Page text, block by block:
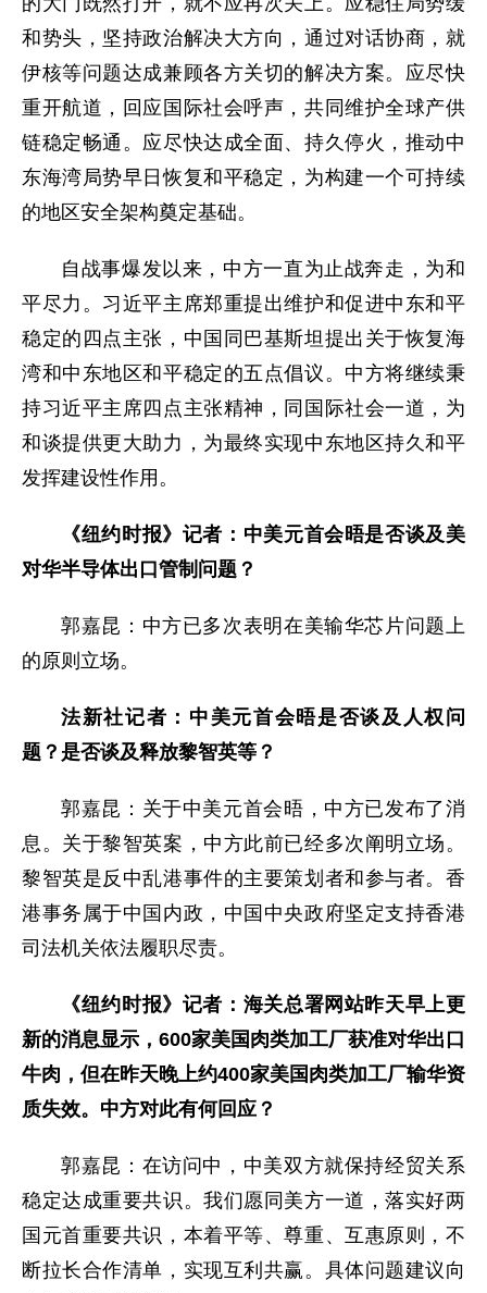
和势头，坚持政治解决大方向，通过对话协商，就
伊核等问题达成兼顾各方关切的解决方案。应尽快
重开航道，回应国际社会呼声，共同维护全球产供
链稳定畅通。应尽快达成全面、持久停火，推动中
东海湾局势早日恢复和平稳定，为构建一个可持续
的地区安全架构奠定基础。
自战事爆发以来，中方一直为止战奔走，为和
平尽力。习近平主席郑重提出维护和促进中东和平
稳定的四点主张，中国同巴基斯坦提出关于恢复海
湾和中东地区和平稳定的五点倡议。中方将继续秉
持习近平主席四点主张精神，同国际社会一道，为
和谈提供更大助力，为最终实现中东地区持久和平
发挥建设性作用。
《纽约时报》记者：中美元首会晤是否谈及美
对华半导体出口管制问题？
郭嘉昆：中方已多次表明在美输华芯片问题上
的原则立场。
法新社记者：中美元首会晤是否谈及人权问
题？是否谈及释放黎智英等？
郭嘉昆：关于中美元首会晤，中方已发布了消
息。关于黎智英案，中方此前已经多次阐明立场。
黎智英是反中乱港事件的主要策划者和参与者。香
港事务属于中国内政，中国中央政府坚定支持香港
司法机关依法履职尽责。
《纽约时报》记者：海关总署网站昨天早上更
新的消息显示，600家美国肉类加工厂获准对华出口
牛肉，但在昨天晚上约400家美国肉类加工厂输华资
质失效。中方对此有何回应？
郭嘉昆：在访问中，中美双方就保持经贸关系
稳定达成重要共识。我们愿同美方一道，落实好两
国元首重要共识，本着平等、尊重、互惠原则，不
断拉长合作清单，实现互利共赢。具体问题建议向